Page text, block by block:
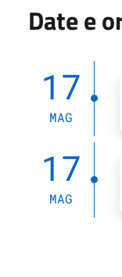
Date e
17
MAG
17
MAG